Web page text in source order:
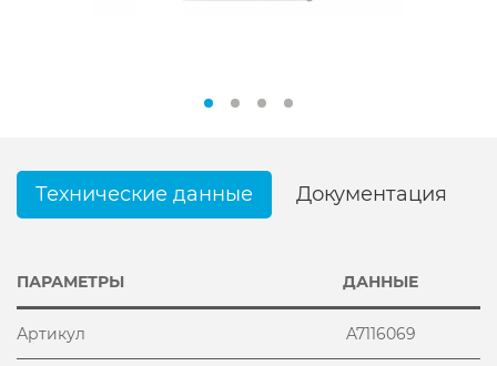
Технические данные Документация
ПАРАМЕТРЫ ДАННЫЕ
Артикул A7116069